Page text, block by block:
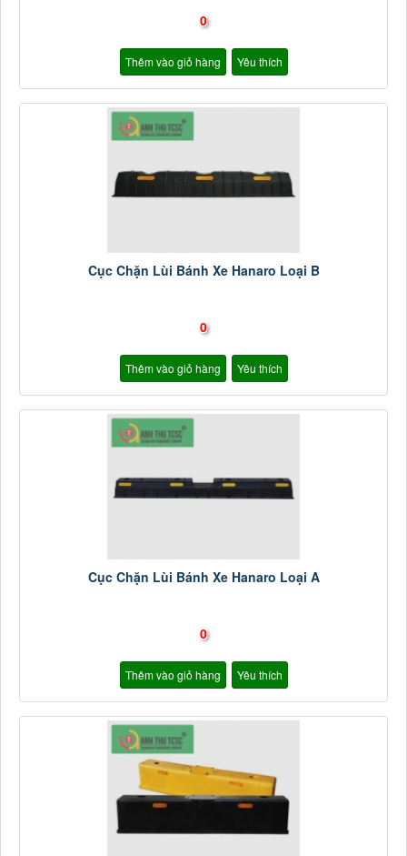
0
Thêm vào giỏ hàng Yêu thích
Cục Chặn Lùi Bánh Xe Hanaro Loại B
0
Thêm vào giỏ hàng Yêu thích
Cục Chặn Lùi Bánh Xe Hanaro Loại A
0
Thêm vào giỏ hàng Yêu thích